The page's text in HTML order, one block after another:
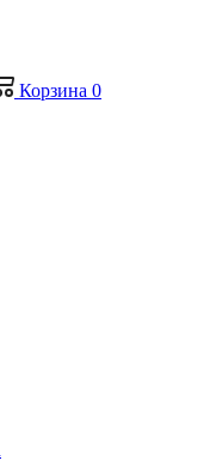
Корзина 0